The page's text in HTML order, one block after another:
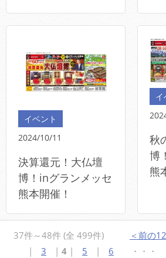
イベント
2024/10/11
決算還元！大仏壇
博！inグランメッセ
熊本開催！
イ
秋
博
熊
37件～48件 (全 499件) ＜前の
|
3 | 4 | 5 | 6 ・・